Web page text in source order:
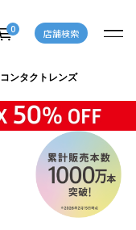
0 店舗検索
コンタクトレンズ